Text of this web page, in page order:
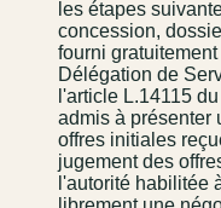
les étapes
concession,
fourni
Délégation de
l'article L.1411­5
admis à présenter
offres initiales
jugement des
l'autorité habilitée